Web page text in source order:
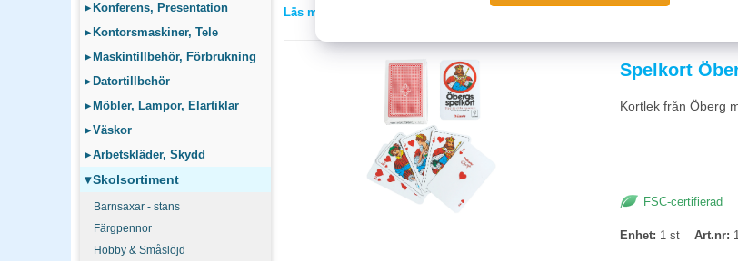
▸ Konferens, Presentation
▸ Kontorsmaskiner, Tele
▸ Maskintillbehör, Förbrukning
▸ Datortillbehör
▸ Möbler, Lampor, Elartiklar
▸Väskor
▸Arbetskläder, Skydd
▾Skolsortiment
Barnsaxar - stans
Färgpennor
Hobby & Småslöjd
Strategispel, kortspel och pedagogiska brädspel tränar logik, samarbete och
många små delar kan bli stökiga i klassrummet eftersom delarna lätt försvinner.
Hur länge håller skolspel i intensiv klassrumsanvändning?
Kvalitetsspel med kraftiga kort och tärningar håller flera år. Förvara i originallådor
reservpjäser för de mest använda spelen.
Läs mer »
Spelkort
Kortlek från Öberg
FSC-certifierad
Enhet: 1 st Art.nr: